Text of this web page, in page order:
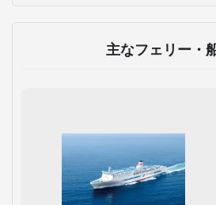
主なフェリー・